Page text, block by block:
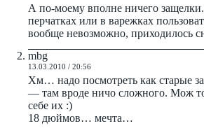
А по-моему вполне ничего
перчатках или в варежках
вообще невозможно, приходилось
mbg
13.03.2010 / 20:56
Хм… надо посмотреть как старые
— там вроде ничо сложного. Мож
себе их :)
18 дюймов… мечта…